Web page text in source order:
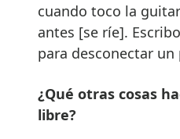
cuando toco la
antes [se ríe].
para desconectar
¿Qué otras cosas
libre?